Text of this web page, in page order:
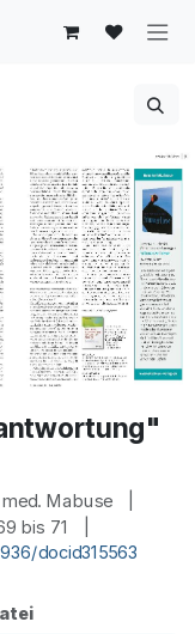
med. Mabuse |
bis 71 |
docid315563